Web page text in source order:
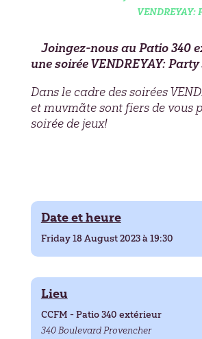
Joingez-nous au Patio 340
une soirée VENDREYAY:
Dans le cadre des soirées
et muvmãte sont fiers de vous
soirée de jeux!
Date et heure
Friday 18 August 2023 à 19:30
Lieu
CCFM - Patio 340 extérieur
340 Boulevard Provencher